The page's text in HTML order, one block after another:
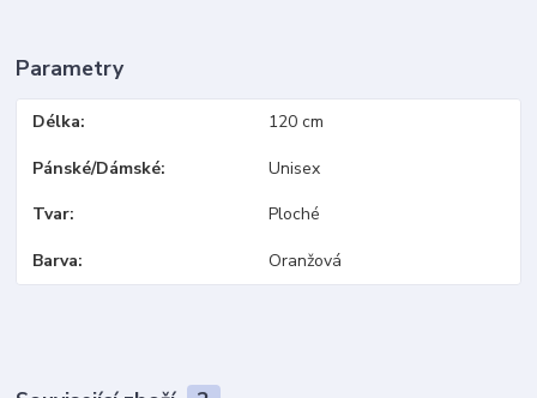
Parametry
Délka 120 cm
Pánské/Dámské Unisex
Tvar Ploché
Barva Oranžová